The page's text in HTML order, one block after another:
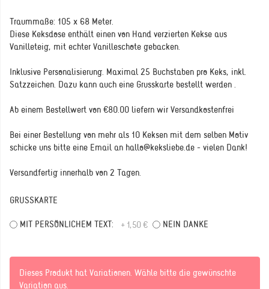
Traummaße: 105 x 68 Meter.
Diese Keksdose enthält einen von Hand verzierten Kekse aus
Vanilleteig, mit echter Vanilleschote gebacken.
Inklusive Personalisierung. Maximal 25 Buchstaben pro Keks, inkl.
Satzzeichen. Dazu kann auch eine Grusskarte bestellt werden .
Ab einem Bestellwert von €80.00 liefern wir Versandkostenfrei
Bei einer Bestellung von mehr als 10 Keksen mit dem selben Motiv
schicke uns bitte eine Email an hallo@keksliebe.de - vielen Dank!
Versandfertig innerhalb von 2 Tagen.
GRUSSKARTE
MIT PERSÖNLICHEM TEXT: + 1,50 € NEIN DANKE
Dieses Produkt hat Variationen. Wähle bitte die gewünschte
Variation aus.